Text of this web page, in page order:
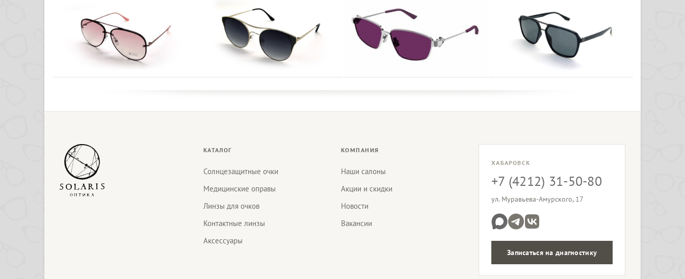
КАТАЛОГ
Солнцезащитные очки
Медицинские оправы
Линзы для очков
Контактные линзы
Аксессуары
КОМПАНИЯ
Наши салоны
Акции и скидки
Новости
Вакансии
ХАБАРОВСК
+7 (4212) 31-50-80
ул. Муравьева-Амурского, 17
Записаться на диагностику